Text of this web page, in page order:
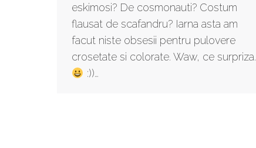
eskimosi? De cosmonauti? Costum
flausat de scafandru? Iarna asta am
facut niste obsesii pentru pulovere
crosetate si colorate. Waw, ce surpriza.
:))…